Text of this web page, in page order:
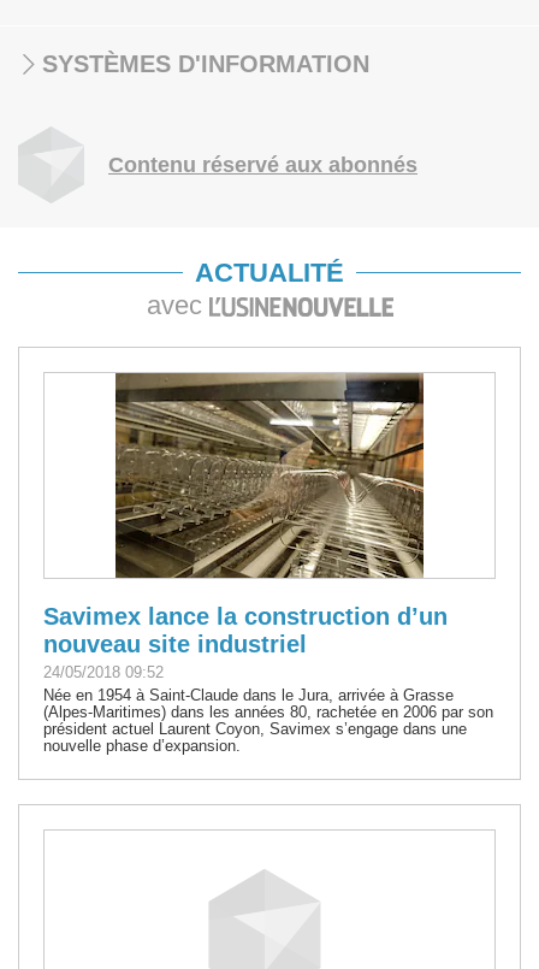
SYSTÈMES D'INFORMATION
Contenu réservé aux abonnés
ACTUALITÉ
avec
Savimex lance la construction d’un
nouveau site industriel
24/05/2018 09:52
Née en 1954 à Saint-Claude dans le Jura, arrivée à Grasse
(Alpes-Maritimes) dans les années 80, rachetée en 2006 par son
président actuel Laurent Coyon, Savimex s’engage dans une
nouvelle phase d’expansion.